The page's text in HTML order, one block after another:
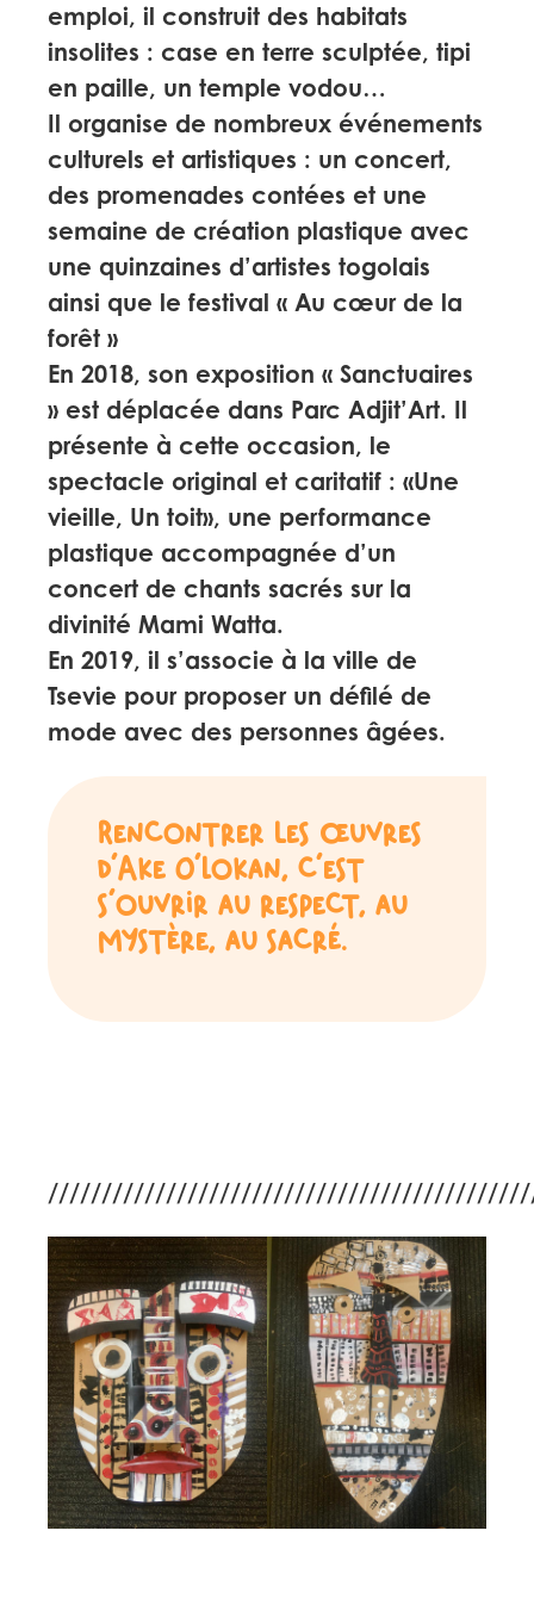
emploi, il construit des habitats
insolites : case en terre sculptée, tipi
en paille, un temple vodou…
Il organise de nombreux événements
culturels et artistiques : un concert,
des promenades contées et une
semaine de création plastique avec
une quinzaines d’artistes togolais
ainsi que le festival « Au cœur de la
forêt »
En 2018, son exposition « Sanctuaires
» est déplacée dans Parc Adjit’Art. Il
présente à cette occasion, le
spectacle original et caritatif : «Une
vieille, Un toit», une performance
plastique accompagnée d’un
concert de chants sacrés sur la
divinité Mami Watta.
En 2019, il s’associe à la ville de
Tsevie pour proposer un défilé de
mode avec des personnes âgées.
Rencontrer les œuvres
d’Ake O’Lokan, c’est
s’ouvrir au respect, au
mystère, au sacré.